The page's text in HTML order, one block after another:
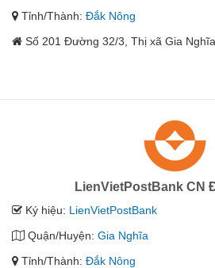
Tỉnh/Thành: Đắk Nông
Số 201 Đường 32/3, Thị xã Gia
LienVietPostBank CN
Ký hiệu: LienVietPostBank
Quận/Huyện: Gia Nghĩa
Tỉnh/Thành: Đắk Nông